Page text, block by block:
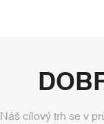
Náš cílový trh se v